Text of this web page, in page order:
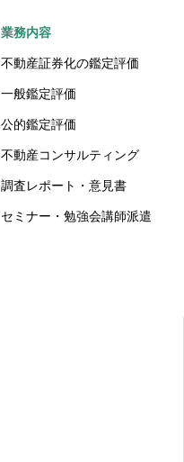
業務内容
不動産証券化の鑑定評価
一般鑑定評価
公的鑑定評価
不動産コンサルティング
調査レポート・意見書
セミナー・勉強会講師派遣